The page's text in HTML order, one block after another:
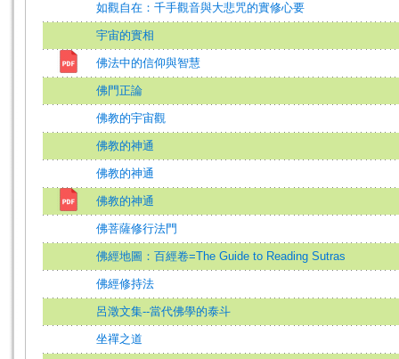
如觀自在：千手觀音與大悲咒的實修心要
宇宙的實相
佛法中的信仰與智慧
佛門正論
佛教的宇宙觀
佛教的神通
佛教的神通
佛教的神通
佛菩薩修行法門
佛經地圖：百經卷=The Guide to Reading Sutras
佛經修持法
呂澂文集--當代佛學的泰斗
坐禪之道